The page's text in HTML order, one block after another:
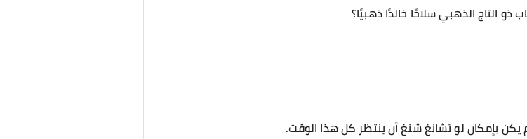
التاج الذهبي سلاحًا خالدًا ذهبيًا؟
بإمكان لو تشانغ شنغ أن ينتظر كل هذا الوقت.